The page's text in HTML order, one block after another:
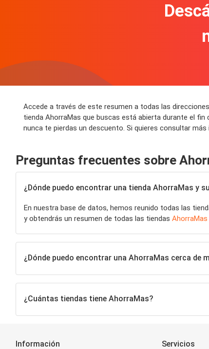
Accede a través de este resumen a todas las
tienda AhorraMas que buscas está abierta durante el
nunca te pierdas un descuento. Si quieres consultar
Preguntas frecuentes sobre
¿Dónde puedo encontrar una tienda AhorraMas y
En nuestra base de datos, hemos reunido todas las
y obtendrás un resumen de todas las tiendas AhorraMas
¿Dónde puedo encontrar una AhorraMas cerca de
¿Cuántas tiendas tiene AhorraMas?
Información Servicios